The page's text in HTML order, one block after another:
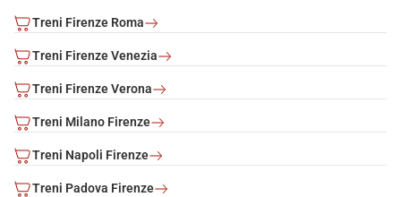
Treni Firenze Roma
Treni Firenze Venezia
Treni Firenze Verona
Treni Milano Firenze
Treni Napoli Firenze
Treni Padova Firenze